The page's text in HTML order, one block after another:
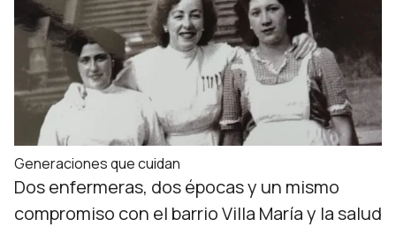
Generaciones que cuidan
Dos enfermeras, dos épocas y un mismo
compromiso con el barrio Villa María y la salud